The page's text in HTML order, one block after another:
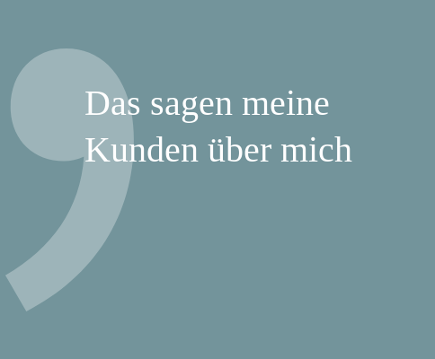
Das sagen meine
Kunden über mich